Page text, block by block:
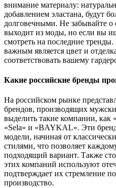
внимание материалу:
добавлением эластана, будут
долговечными. Не забывайте о
выходит из моды, но если вы
смотреть на последние
важным является цвет и
соответствовать вашему
Какие российские бренды
На российском рынке
брендов, производящих
выделить такие компании,
«Sela» и «BAYKAL». Эти
модели, начиная от
стилями, что позволяет
подходящий вариант. Также
этих компаний используют
подтверждает их стремление
производство.